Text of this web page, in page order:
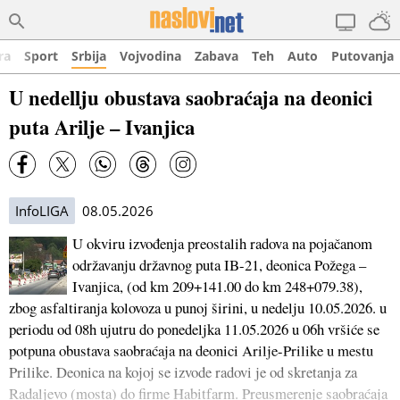
Sport Srbija Vojvodina Zabava Teh Auto Putovanja
U nedellju obustava saobraćaja na deonici
puta Arilje – Ivanjica
InfoLIGA 08.05.2026
U okviru izvođenja preostalih radova na pojačanom
održavanju državnog puta IB-21, deonica Požega –
Ivanjica, (od km 209+141.00 do km 248+079.38),
zbog asfaltiranja kolovoza u punoj širini, u nedelju 10.05.2026. u
periodu od 08h ujutru do ponedeljka 11.05.2026 u 06h vršiće se
potpuna obustava saobraćaja na deonici Arilje-Prilike u mestu
Prilike. Deonica na kojoj se izvode radovi je od skretanja za
Radaljevo (mosta) do firme Habitfarm. Preusmerenje saobraćaja